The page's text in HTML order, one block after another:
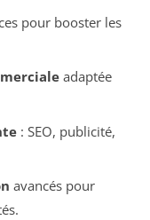
pour booster les
adaptée
: SEO, publicité,
avancés pour